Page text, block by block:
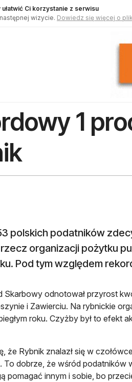
Ci korzystanie z serwisu
wizycie. Dowiedz się więcej o
1
polskich podatników
organizacji pożytku
Pod tym względem
Skarbowy odnotował przyrost
i Zawierciu. Na rybnickie
roku. Czyżby był to efekt
że Rybnik znalazł się w
To dobrze, że wśród podatników
pomagać innym i sobie, bo